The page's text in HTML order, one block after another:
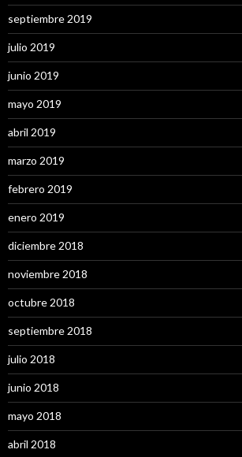
septiembre 2019
julio 2019
junio 2019
mayo 2019
abril 2019
marzo 2019
febrero 2019
enero 2019
diciembre 2018
noviembre 2018
octubre 2018
septiembre 2018
julio 2018
junio 2018
mayo 2018
abril 2018